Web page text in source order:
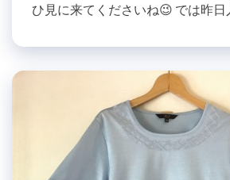
ひ見に来てくださいね😉 では昨日